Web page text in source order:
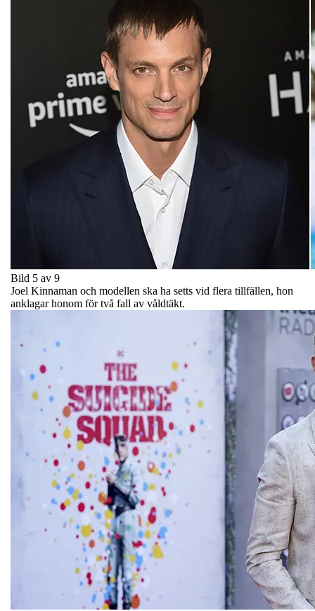
Bild 5 av 9
Joel Kinnaman och modellen ska ha setts vid flera tillfällen, hon
anklagar honom för två fall av våldtäkt.